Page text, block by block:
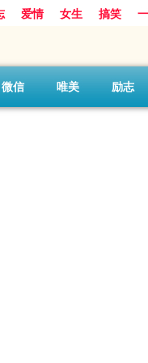
爱情 女生 搞笑
微信 唯美 励志